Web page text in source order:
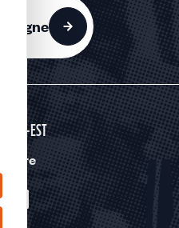
ligne
GRAND-EST
suivre